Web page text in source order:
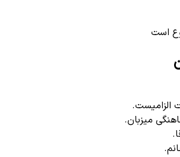
است
الزامیست.
میزبان.